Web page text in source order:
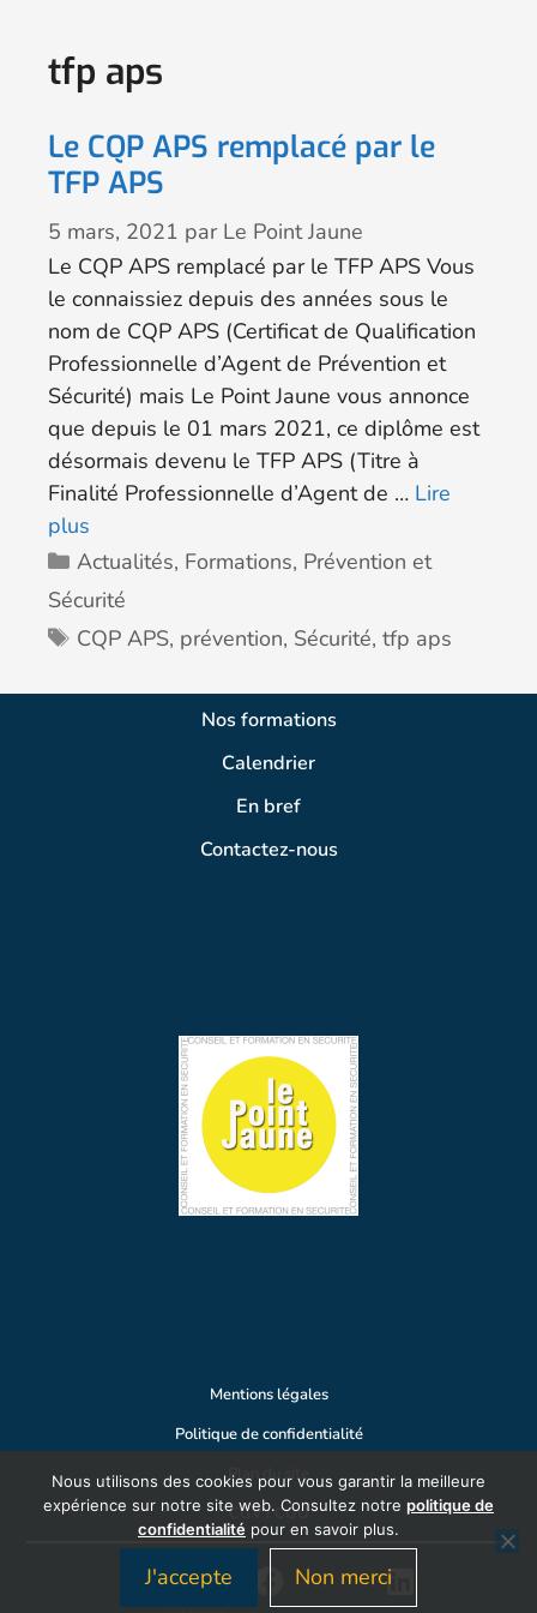
tfp aps
Le CQP APS remplacé par le
TFP APS
5 mars, 2021 par Le Point Jaune
Le CQP APS remplacé par le TFP APS Vous
le connaissiez depuis des années sous le
nom de CQP APS (Certificat de Qualification
Professionnelle d’Agent de Prévention et
Sécurité) mais Le Point Jaune vous annonce
que depuis le 01 mars 2021, ce diplôme est
désormais devenu le TFP APS (Titre à
Finalité Professionnelle d’Agent de … Lire
plus
Actualités, Formations, Prévention et
Sécurité
CQP APS, prévention, Sécurité, tfp aps
Nos formations
Calendrier
En bref
Contactez-nous
Mentions légales
Politique de confidentialité
Plan du site
CGV / CGU
Nous utilisons des cookies pour vous garantir la meilleure
expérience sur notre site web. Consultez notre politique de
confidentialité pour en savoir plus.
J'accepte Non merci